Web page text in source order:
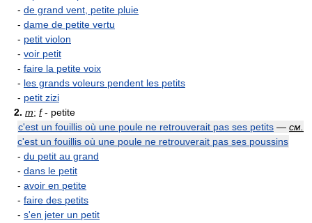
- de grand vent, petite pluie
- dame de petite vertu
- petit violon
- voir petit
- faire la petite voix
- les grands voleurs pendent les petits
- petit zizi
2. m; f- petite
c'est un fouillis où une poule ne retrouverait pas ses petits — см.
c'est un fouillis où une poule ne retrouverait pas ses poussins
- du petit au grand
- dans le petit
- avoir en petite
- faire des petits
- s'en jeter un petit